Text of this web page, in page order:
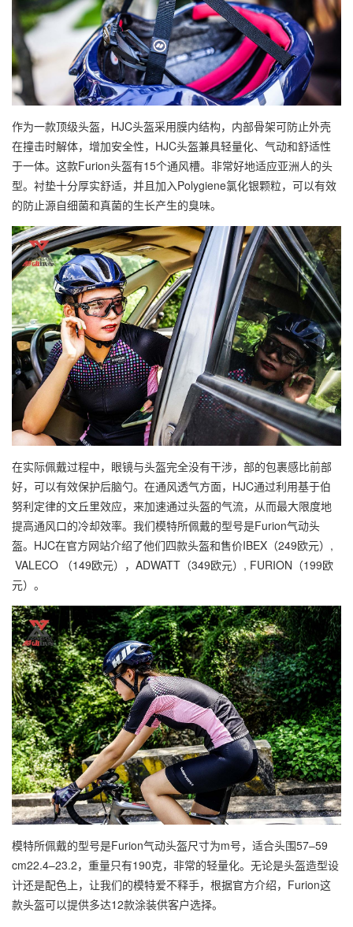
作为一款顶级头盔，HJC头盔采用膜内结构，内部骨架可防止外壳
在撞击时解体，增加安全性，HJC头盔兼具轻量化、气动和舒适性
于一体。这款Furion头盔有15个通风槽。非常好地适应亚洲人的头
型。衬垫十分厚实舒适，并且加入Polygiene氯化银颗粒，可以有效
的防止源自细菌和真菌的生长产生的臭味。
在实际佩戴过程中，眼镜与头盔完全没有干涉，部的包裹感比前部
好，可以有效保护后脑勺。在通风透气方面，HJC通过利用基于伯
努利定律的文丘里效应，来加速通过头盔的气流，从而最大限度地
提高通风口的冷却效率。我们模特所佩戴的型号是Furion气动头
盔。HJC在官方网站介绍了他们四款头盔和售价IBEX（249欧元）,
VALECO （149欧元），ADWATT（349欧元）, FURION（199欧
元）。
模特所佩戴的型号是Furion气动头盔尺寸为m号，适合头围57–59
cm22.4–23.2，重量只有190克，非常的轻量化。无论是头盔造型设
计还是配色上，让我们的模特爱不释手，根据官方介绍，Furion这
款头盔可以提供多达12款涂装供客户选择。